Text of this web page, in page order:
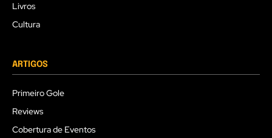
Livros
Cultura
ARTIGOS
Primeiro Gole
Reviews
Cobertura de Eventos